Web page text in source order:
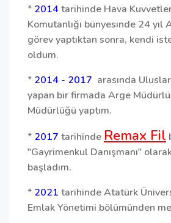
* 2014tarihinde Hava
Komutanlığı bünyesinde 24 yıl
görev yaptıktan sonra, kendi
oldum.
* 2014 - 2017 arasında
yapan bir firmada Arge
Müdürlüğü yaptım.
* 2017 tarihinde Remax Fil
"Gayrimenkul Danışmanı"
başladım.
* 2021 tarihinde Atatürk
Emlak Yönetimi bölümünden